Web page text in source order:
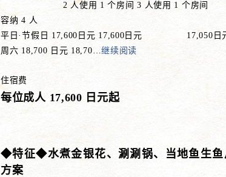
2 人使用 1 个房间 3 人使用 1 个房
容纳 4 人
平日·节假日 17,600日元 17,600日元 17,050日
周六 18,700 日元 18,70…继续阅读
住宿费
每位成人 17,600 日元起
◆特征◆水煮金银花、涮涮锅、当地鱼生鱼
方案